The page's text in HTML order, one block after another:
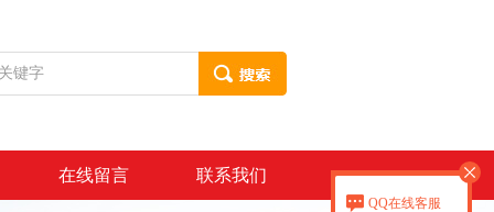
在线留言 联系我们
QQ在线客服